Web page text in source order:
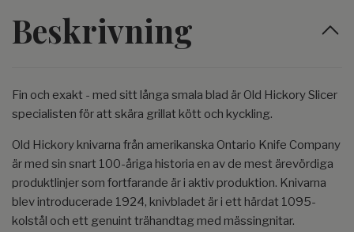
Beskrivning
Fin och exakt - med sitt långa smala blad är Old Hickory Slicer
specialisten för att skära grillat kött och kyckling.
Old Hickory knivarna från amerikanska Ontario Knife Company
är med sin snart 100-åriga historia en av de mest ärevördiga
produktlinjer som fortfarande är i aktiv produktion. Knivarna
blev introducerade 1924, knivbladet är i ett härdat 1095-
kolstål och ett genuint trähandtag med mässingnitar.